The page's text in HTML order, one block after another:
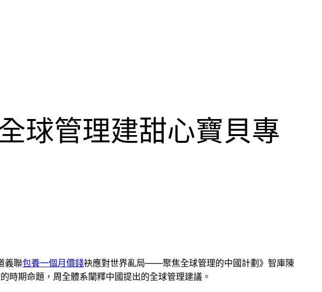
球管理建甜心寶貝專
義聯包養一個月價錢袂應對世界亂局——聚焦全球管理的中國計劃》智庫陳
時期命題，周全體系闡釋中國提出的全球管理建議。